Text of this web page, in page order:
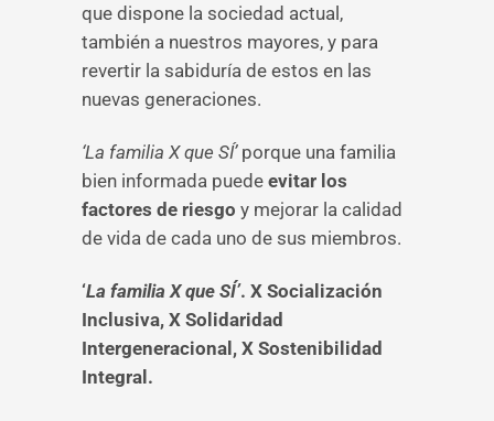
que dispone la sociedad actual,
también a nuestros mayores, y para
revertir la sabiduría de estos en las
nuevas generaciones.
‘La familia X que SÍ’porque una familia
bien informada puede evitar los
factores de riesgo y mejorar la calidad
de vida de cada uno de sus miembros.
‘La familia X que SÍ’. X Socialización
Inclusiva, X Solidaridad
Intergeneracional, X Sostenibilidad
Integral.